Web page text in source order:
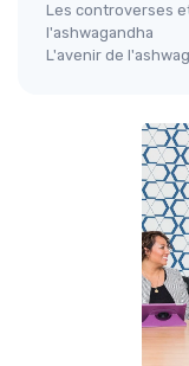
Les controverses
l'ashwagandha
L'avenir de